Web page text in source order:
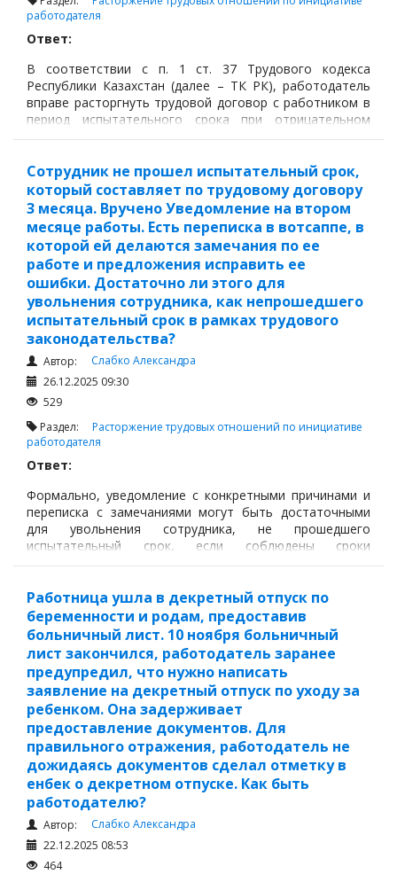
работодателя
Ответ:
В соответствии с п. 1 ст. 37 Трудового кодекса
Республики Казахстан (далее – ТК РК), работодатель
вправе расторгнуть трудовой договор с работником в
период испытательного срока при отрицательном
результате работы.
Сотрудник не прошел испытательный срок,
который составляет по трудовому договору
3 месяца. Вручено Уведомление на втором
месяце работы. Есть переписка в вотсаппе, в
которой ей делаются замечания по ее
работе и предложения исправить ее
ошибки. Достаточно ли этого для
увольнения сотрудника, как непрошедшего
испытательный срок в рамках трудового
законодательства?
Автор:
Слабко Александра
26.12.2025 09:30
529
Раздел: Расторжение трудовых отношений по инициативе
работодателя
Ответ:
Формально, уведомление с конкретными причинами и
переписка с замечаниями могут быть достаточными
для увольнения сотрудника, не прошедшего
испытательный срок, если соблюдены сроки
уведомления и указаны конкретные факты.
Работница ушла в декретный отпуск по
беременности и родам, предоставив
больничный лист. 10 ноября больничный
лист закончился, работодатель заранее
предупредил, что нужно написать
заявление на декретный отпуск по уходу за
ребенком. Она задерживает
предоставление документов. Для
правильного отражения, работодатель не
дожидаясь документов сделал отметку в
енбек о декретном отпуске. Как быть
работодателю?
Автор:
Слабко Александра
22.12.2025 08:53
464